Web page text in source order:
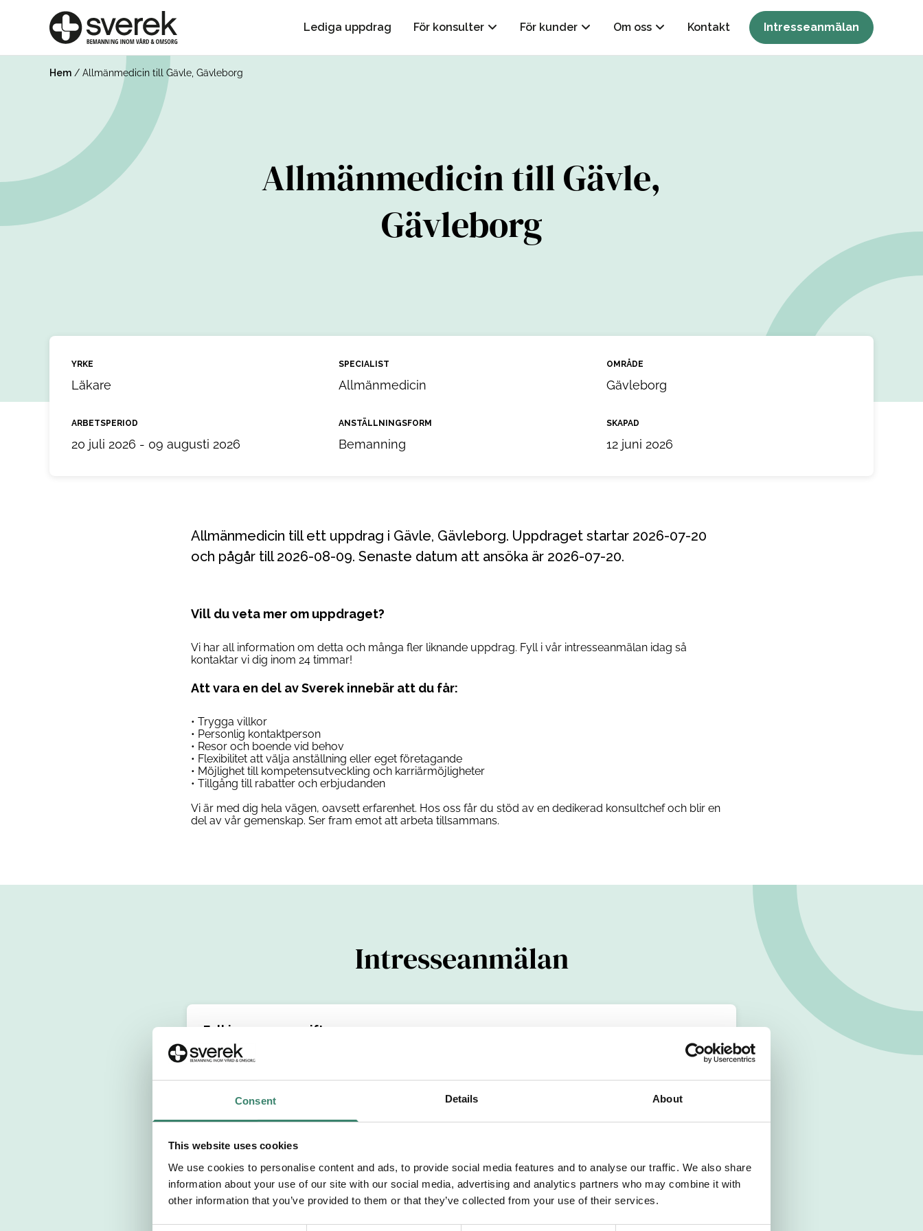
Consent Details About
This website uses cookies
We use cookies to personalise content and ads, to provide social media features and to analyse our traffic. We also share
information about your use of our site with our social media, advertising and analytics partners who may combine it with
other information that you’ve provided to them or that they’ve collected from your use of their services.
Lediga uppdrag För konsulter För kunder Om oss Kontakt Intresseanmälan
Hem / Allmänmedicin till Gävle, Gävleborg
Allmänmedicin till Gävle,
Gävleborg
YRKE
Läkare
SPECIALIST
Allmänmedicin
OMRÅDE
Gävleborg
ARBETSPERIOD
20 juli 2026 - 09 augusti 2026
ANSTÄLLNINGSFORM
Bemanning
SKAPAD
12 juni 2026
Allmänmedicin till ett uppdrag i Gävle, Gävleborg. Uppdraget startar 2026-07-20
och pågår till 2026-08-09. Senaste datum att ansöka är 2026-07-20.
Vill du veta mer om uppdraget?
Vi har all information om detta och många fler liknande uppdrag. Fyll i vår intresseanmälan idag så
kontaktar vi dig inom 24 timmar!
Att vara en del av Sverek innebär att du får:
• Trygga villkor
• Personlig kontaktperson
• Resor och boende vid behov
• Flexibilitet att välja anställning eller eget företagande
• Möjlighet till kompetensutveckling och karriärmöjligheter
• Tillgång till rabatter och erbjudanden
Vi är med dig hela vägen, oavsett erfarenhet. Hos oss får du stöd av en dedikerad konsultchef och blir en
del av vår gemenskap. Ser fram emot att arbeta tillsammans.
Intresseanmälan
Fyll i personuppgifter
Välj yrkesroll
Välj önskat arbetsområde